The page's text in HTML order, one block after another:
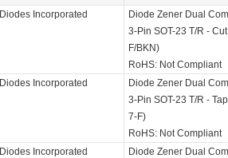
Diodes Incorporated
Diode Zener Dual
3-Pin SOT-23 T/R -
F/BKN)
RoHS: Not Compliant
Diodes Incorporated
Diode Zener Dual
3-Pin SOT-23 T/R -
7-F)
RoHS: Not Compliant
Diodes Incorporated
Diode Zener Dual